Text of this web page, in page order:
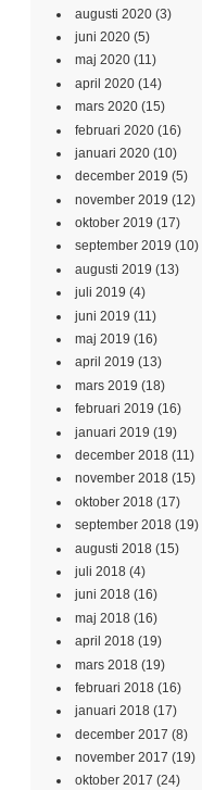
augusti 2020 (3)
juni 2020 (5)
maj 2020 (11)
april 2020 (14)
mars 2020 (15)
februari 2020 (16)
januari 2020 (10)
december 2019 (5)
november 2019 (12)
oktober 2019 (17)
september 2019 (10)
augusti 2019 (13)
juli 2019 (4)
juni 2019 (11)
maj 2019 (16)
april 2019 (13)
mars 2019 (18)
februari 2019 (16)
januari 2019 (19)
december 2018 (11)
november 2018 (15)
oktober 2018 (17)
september 2018 (19)
augusti 2018 (15)
juli 2018 (4)
juni 2018 (16)
maj 2018 (16)
april 2018 (19)
mars 2018 (19)
februari 2018 (16)
januari 2018 (17)
december 2017 (8)
november 2017 (19)
oktober 2017 (24)